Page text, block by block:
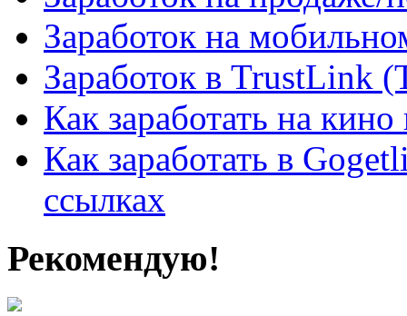
Заработок на
Заработок в TrustLink
Как заработать на
Как заработать в
ссылках
Рекомендую!